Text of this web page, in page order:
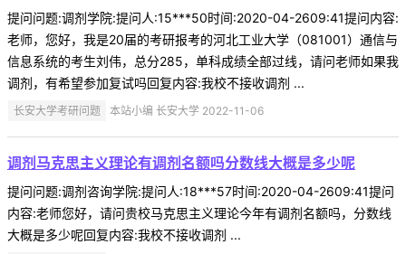
提问问题:调剂学院:提问人:15***50时间:2020-04-2609:41提问内容:
老师，您好，我是20届的考研报考的河北工业大学（081001）通信与
信息系统的考生刘伟，总分285，单科成绩全部过线，请问老师如果我
调剂，有希望参加复试吗回复内容:我校不接收调剂 ...
长安大学考研问题 本站小编 长安大学 2022-11-06
调剂马克思主义理论有调剂名额吗分数线大概是多少呢
提问问题:调剂咨询学院:提问人:18***57时间:2020-04-2609:41提问
内容:老师您好，请问贵校马克思主义理论今年有调剂名额吗，分数线
大概是多少呢回复内容:我校不接收调剂 ...